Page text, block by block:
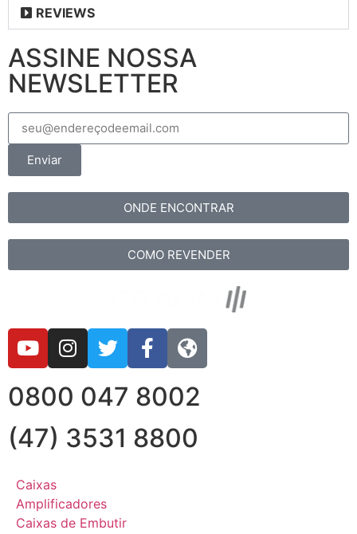
REVIEWS
ASSINE NOSSA
NEWSLETTER
Enviar
ONDE ENCONTRAR
COMO REVENDER
0800 047 8002
(47) 3531 8800
Caixas
Amplificadores
Caixas de Embutir